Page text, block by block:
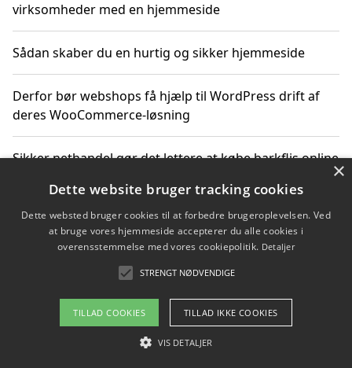
virksomheder med en hjemmeside
Sådan skaber du en hurtig og sikker hjemmeside
Derfor bør webshops få hjælp til WordPress drift af
deres WooCommerce-løsning
Sikker nethandel gør det lettere at købe barkflis online
Ting du bør vide før du vælger webbureau i Aarhus
Copyright 2026 - Pilanto Aps
Om / kontakt
Blog Betingelser
×
Dette website bruger tracking cookies
Dette websted bruger cookies til at forbedre brugeroplevelsen. Ved
at bruge vores hjemmeside accepterer du alle cookies i
overensstemmelse med vores cookiepolitik. Detaljer
STRENGT NØDVENDIGE
TILLAD COOKIES TILLAD IKKE COOKIES
VIS DETALJER